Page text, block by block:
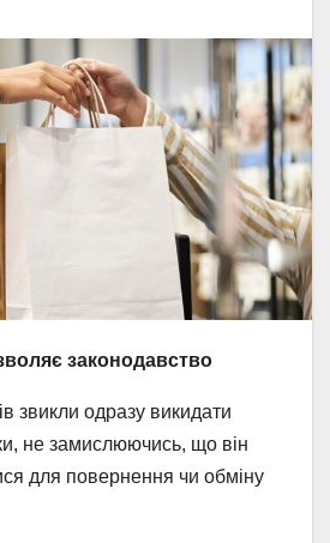
законодавство
звикли одразу викидати
не замислюючись, що він
для повернення чи обміну